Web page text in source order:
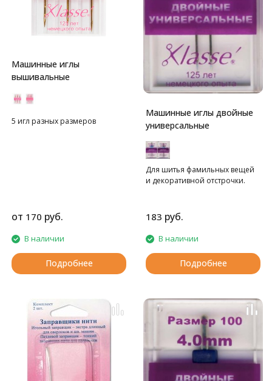
Машинные иглы
вышивальные
5 игл разных размеров
от 170 руб.
В наличии
Подробнее
Машинные иглы двойные
универсальные
Для шитья фамильных вещей
и декоративной отстрочки.
183 руб.
В наличии
Подробнее